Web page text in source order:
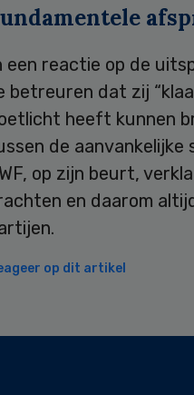
een reactie op de
betreuren dat zij
heeft kunnen
de aanvankelijke
op zijn beurt,
en daarom
op dit artikel